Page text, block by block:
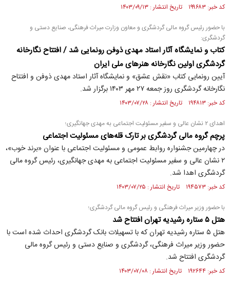
کد خبر: ۱۹۹۶۸۳ تاریخ انتشار : ۱۴۰۳/۰۹/۱۳
با حضور رئیس گروه مالی گردشگری و معاون وزارت میراث فرهنگی، صنایع دستی و
گردشگری:
کتاب و نمایشگاه آثار استاد مهدی ذوفن رونمایی شد / افتتاح نگارخانه
گردشگری اولین نگارخانه هنر‌های ملی ایران
آیین رونمایی کتاب «نقش عشق» و نمایشگاه آثار استاد مهدی ذوفن و افتتاح
نگارخانه گردشگری روز جمعه ۲۷ مهر ۱۴۰۳ برگزار شد.
کد خبر: ۱۹۴۸۱۳ تاریخ انتشار : ۱۴۰۳/۰۷/۲۸
اهدای ۲ نشان عالی و سفیر مسئولیت اجتماعی به مهدی جهانگیری؛
پرچم گروه مالی گردشگری بر تارک قله‌های مسئولیت اجتماعی
در چهارمین جشنواره روابط عمومی و مسئولیت اجتماعی با عنوان «برند خوب»،
۲ نشان عالی و سفیر مسئولیت اجتماعی به مهدی جهانگیری، رئیس گروه مالی
گردشگری اهدا شد.
کد خبر: ۱۹۴۵۷۳ تاریخ انتشار : ۱۴۰۳/۰۷/۲۵
با حضور وزیر میراث فرهنگی و رئیس گروه مالی گردشگری؛
هتل ۵ ستاره رشیدیه تهران افتتاح شد
هتل ۵ ستاره رشیدیه تهران که با تسهیلات بانک گردشگری احداث شده است با
حضور وزیر میراث فرهنگی، گردشگری و صنایع دستی و رئیس گروه مالی
گردشگری افتتاح شد.
کد خبر: ۱۹۲۶۴۴ تاریخ انتشار : ۱۴۰۳/۰۷/۰۸